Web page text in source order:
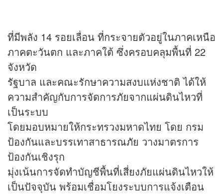
ที่มีพลัง 14 รอยเลื่อน ที่กระจายตัวอยู่ในภาคเหนือ
ภาคตะวันตก และภาคใต้ ซึ่งครอบคลุมพื้นที่ 22
จังหวัด
รัฐบาล และคณะรักษาความสงบแห่งชาติ ได้ให้
ความสำคัญกับการจัดการภัยจากแผ่นดินไหวที่
เป็นระบบ
โดยมอบหมายให้กระทรวงมหาดไทย โดย กรม
ป้องกันและบรรเทาสาธารณภัย วางมาตรการ
ป้องกันเชิงรุก
มุ่งเน้นการจัดทำบัญชีพื้นที่เสี่ยงภัยแผ่นดินไหวให้
เป็นปัจจุบัน พร้อมเชื่อมโยงระบบการแจ้งเตือน